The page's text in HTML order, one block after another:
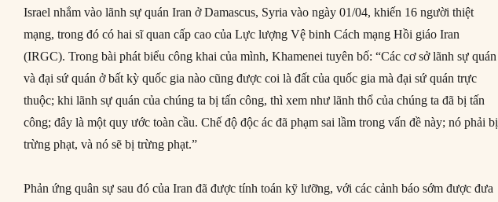
Israel nhắm vào lãnh sự quán Iran ở Damascus, Syria vào ngày 01/04, khiến 16 người thiệt
mạng, trong đó có hai sĩ quan cấp cao của Lực lượng Vệ binh Cách mạng Hồi giáo Iran
(IRGC). Trong bài phát biểu công khai của mình, Khamenei tuyên bố: “Các cơ sở lãnh sự quán
và đại sứ quán ở bất kỳ quốc gia nào cũng được coi là đất của quốc gia mà đại sứ quán trực
thuộc; khi lãnh sự quán của chúng ta bị tấn công, thì xem như lãnh thổ của chúng ta đã bị tấn
công; đây là một quy ước toàn cầu. Chế độ độc ác đã phạm sai lầm trong vấn đề này; nó phải bị
trừng phạt, và nó sẽ bị trừng phạt.”
Phản ứng quân sự sau đó của Iran đã được tính toán kỹ lưỡng, với các cảnh báo sớm được đưa